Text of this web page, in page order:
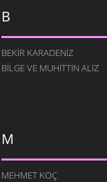
B
BEKIR KARADENIZ
BILGE VE MUHITTIN ALIZ
M
MEHMET KOÇ